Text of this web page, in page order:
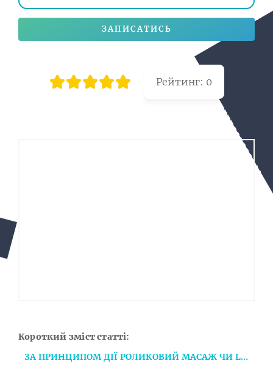
ЗАПИСАТИСЬ
Рейтинг: 0
Короткий зміст статті:
ЗА ПРИНЦИПОМ ДІЇ РОЛИКОВИЙ МАСАЖ ЧИ LPG